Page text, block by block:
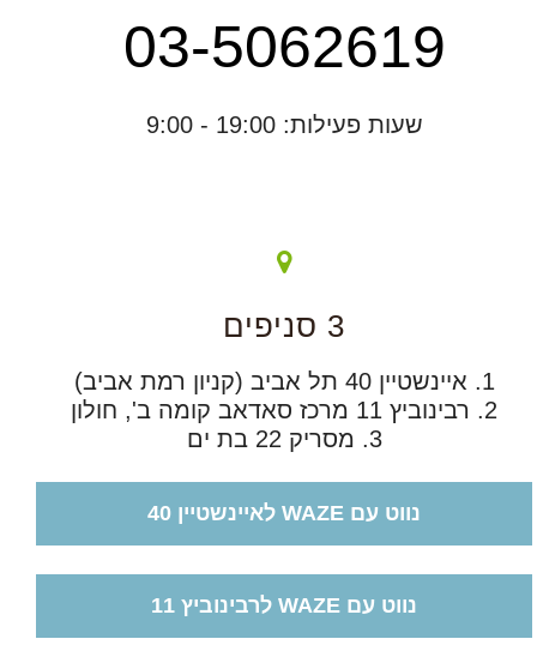
03-5062619
שעות פעילות: 19:00 - 9:00
3 סניפים
1. איינשטיין 40 תל אביב (קניון רמת אביב)
2. רבינוביץ 11 מרכז סאדאב קומה ב', חולון
3. מסריק 22 בת ים
נווט עם WAZE לאיינשטיין 40
נווט עם WAZE לרבינוביץ 11